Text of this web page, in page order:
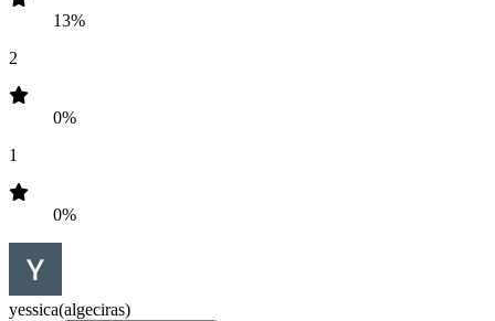
13%
2
0%
1
0%
yessica(algeciras)